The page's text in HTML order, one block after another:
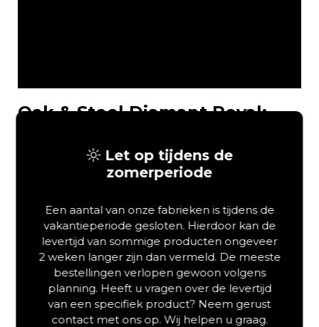
Oak & Steel Diamant Royal:
Massief Eiken
Oak & Steel Diamant Royal Bedis een prachtig
Dit bed combineert namelijk tijdloos Scandinavisch design
met de onverwoestbare kwaliteit van echt eikenhout. Omdat
het bed verkrijgbaar is in maar liefst vijf verschillende
houtkleuren, past het moeiteloos in elk interieur. Of u nu
kiest voor een lichte, natuurlijke tint of een diepe, donkere
kleur: de Diamant Royal vormt altijd een stijlvol middelpunt.
Kortom, dit bed is een duurzame investering in zowel design
als slaapcomfort.
Let op tijdens de
zomerperiode
Een aantal van onze fabrieken is tijdens de
vakantieperiode gesloten. Hierdoor kan de
levertijd van sommige producten ongeveer
2 weken langer zijn dan vermeld. De meeste
bestellingen verlopen gewoon volgens
planning. Heeft u vragen over de levertijd
van een specifiek product? Neem gerust
contact met ons op. Wij helpen u graag.